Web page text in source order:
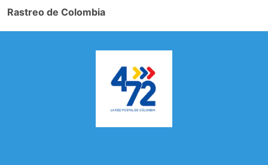
Rastreo de Colombia